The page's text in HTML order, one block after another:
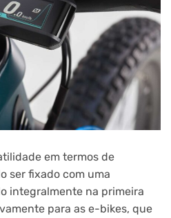
em termos de
ser fixado com uma
integralmente na primeira
para as e-bikes, que